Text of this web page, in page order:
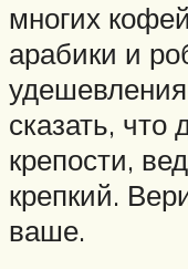
многих
арабики и
сказать, что
крепости,
крепкий.
ваше.